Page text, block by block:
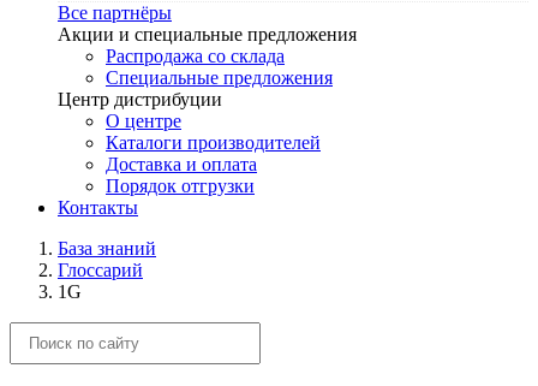
Все партнёры
Акции и специальные предложения
Распродажа со склада
Специальные предложения
Центр дистрибуции
О центре
Каталоги производителей
Доставка и оплата
Порядок отгрузки
Контакты
База знаний
Глоссарий
1G